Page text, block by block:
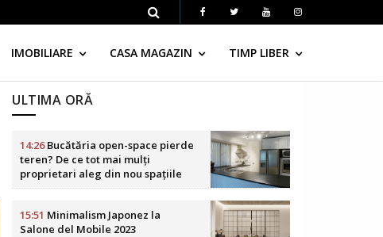
IMOBILIARE CASA MAGAZIN TIMP LIBER
ULTIMA ORĂ
14:26Bucătăria open-space pierde
teren? De ce tot mai mulți
proprietari aleg din nou spațiile
delimitate
15:51 Minimalism Japonez la
Salone del Mobile 2023